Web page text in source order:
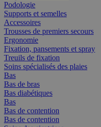
Podologie
Supports et semelles
Accessoires
Trousses de premiers secours
Ergonomie
Fixation, pansements et spray
Treuils de fixation
Soins spécialisés des plaies
Bas
Bas de bras
Bas diabétiques
Bas
Bas de contention
Bas de contention